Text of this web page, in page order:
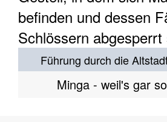
Führung durch die
Minga - weil's gar